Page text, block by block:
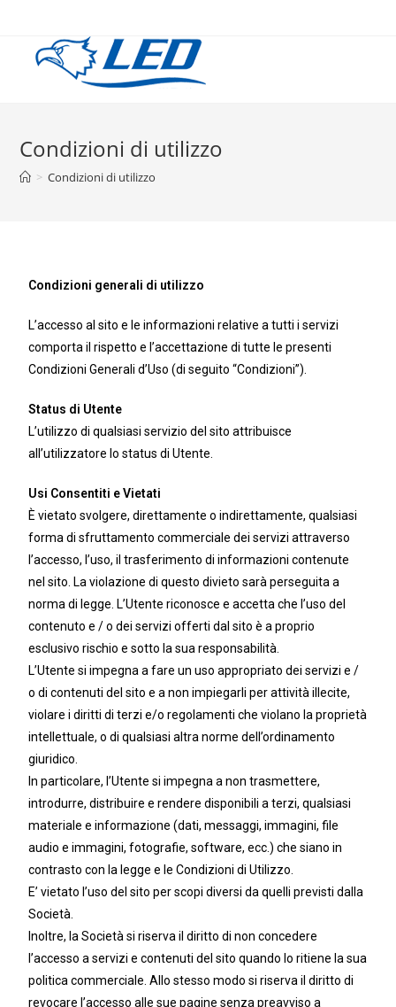
Condizioni di utilizzo
> Condizioni di utilizzo
Condizioni generali di utilizzo
L’accesso al sito e le informazioni relative a tutti i servizi
comporta il rispetto e l’accettazione di tutte le presenti
Condizioni Generali d’Uso (di seguito “Condizioni”).
Status di Utente
L’utilizzo di qualsiasi servizio del sito attribuisce
all’utilizzatore lo status di Utente.
Usi Consentiti e Vietati
È vietato svolgere, direttamente o indirettamente, qualsiasi
forma di sfruttamento commerciale dei servizi attraverso
l’accesso, l’uso, il trasferimento di informazioni contenute
nel sito. La violazione di questo divieto sarà perseguita a
norma di legge. L’Utente riconosce e accetta che l’uso del
contenuto e / o dei servizi offerti dal sito è a proprio
esclusivo rischio e sotto la sua responsabilità.
L’Utente si impegna a fare un uso appropriato dei servizi e /
o di contenuti del sito e a non impiegarli per attività illecite,
violare i diritti di terzi e/o regolamenti che violano la proprietà
intellettuale, o di qualsiasi altra norme dell’ordinamento
giuridico.
In particolare, l’Utente si impegna a non trasmettere,
introdurre, distribuire e rendere disponibili a terzi, qualsiasi
materiale e informazione (dati, messaggi, immagini, file
audio e immagini, fotografie, software, ecc.) che siano in
contrasto con la legge e le Condizioni di Utilizzo.
E’ vietato l’uso del sito per scopi diversi da quelli previsti dalla
Società.
Inoltre, la Società si riserva il diritto di non concedere
l’accesso a servizi e contenuti del sito quando lo ritiene la sua
politica commerciale. Allo stesso modo si riserva il diritto di
revocare l’accesso alle sue pagine senza preavviso a